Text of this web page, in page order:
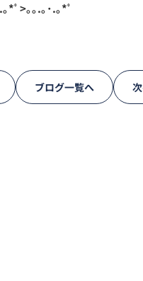
*ﾟ>｡｡.｡･.｡*ﾟ
ブログ一覧へ